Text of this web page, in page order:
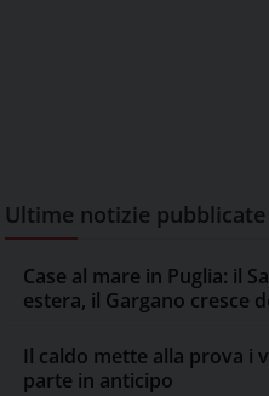
Ultime notizie pubblicate
Case al mare in Puglia: il
estera, il Gargano cresce
Il caldo mette alla prova i
parte in anticipo